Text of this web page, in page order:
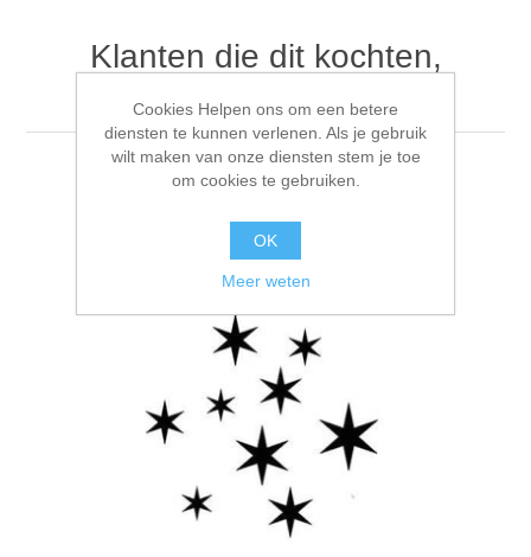
Klanten die dit kochten,
kochten ook
Cookies Helpen ons om een betere
diensten te kunnen verlenen. Als je gebruik
wilt maken van onze diensten stem je toe
om cookies te gebruiken.
OK
Meer weten